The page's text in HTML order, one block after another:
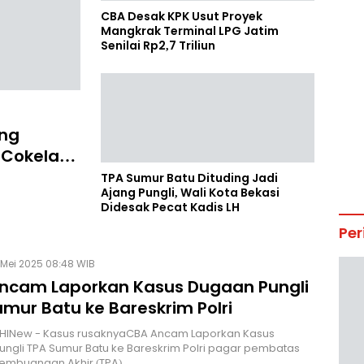
CBA Desak KPK Usut Proyek
Mangkrak Terminal LPG Jatim
Senilai Rp2,7 Triliun
TPA Sumur Batu Dituding Jadi
Ajang Pungli, Wali Kota Bekasi
Didesak Pecat Kadis LH
2025 08:48 WIB
Laporkan Kasus Dugaan Pungli
Batu ke Bareskrim Polri
HINew - Kasus rusaknyaCBA Ancam Laporkan Kasus
TPA Sumur Batu ke Bareskrim Polri pagar pembatas